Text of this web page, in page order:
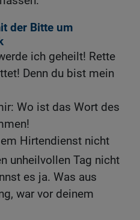
der Bitte um
ich geheilt! Rette
Denn du bist mein
Wo ist das Wort des
Hirtendienst nicht
unheilvollen Tag nicht
es ja. Was aus
war vor deinem